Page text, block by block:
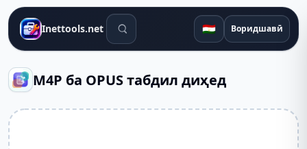
Inettools.net Воситаҳои ҷустуҷӯ🇹🇯 Воридшавӣ
M4P ба OPUS табдил диҳед